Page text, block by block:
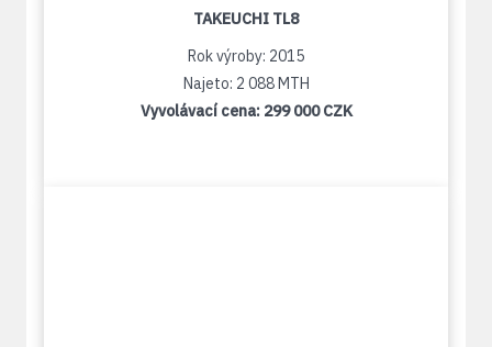
TAKEUCHI TL8
Rok výroby: 2015
Najeto: 2 088 MTH
Vyvolávací cena: 299 000 CZK